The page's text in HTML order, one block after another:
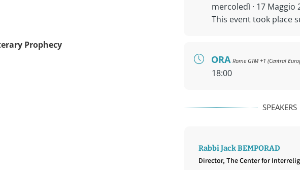
Prophecy
mercoledì · 17 Maggio
This event took place
ORA Rome GTM +1 (Central
18:00
SPEAKERS
Rabbi Jack BEMPORAD
Director, The Center for